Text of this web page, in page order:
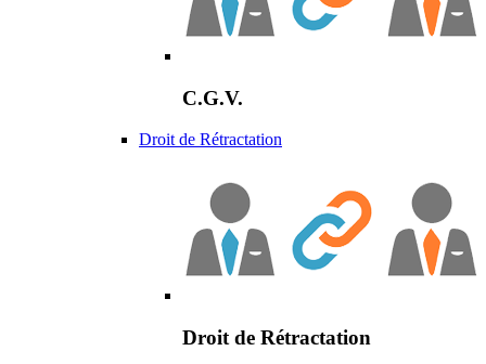
C.G.V.
Droit de Rétractation
Droit de Rétractation